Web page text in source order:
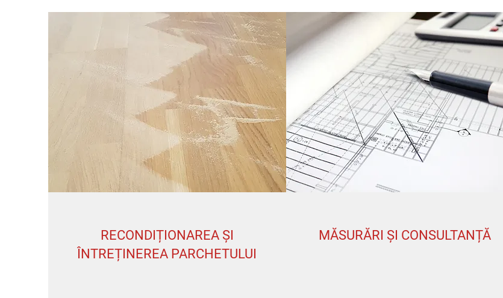
RECONDIȚIONAREA ȘI
ÎNTREȚINEREA PARCHETULUI
MĂSURĂRI ȘI CONSULTANȚĂ